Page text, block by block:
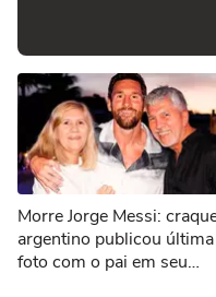
Morre Jorge Messi:
argentino publicou última
foto com o pai em seu